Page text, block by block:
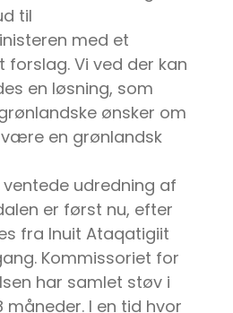
til
med et
forslag. Vi ved der kan
en løsning, som
ønsker om
en grønlandsk
udredning af
er først nu, efter
fra Inuit Ataqatigiit
Kommissoriet for
har samlet støv i
måneder. I en tid hvor